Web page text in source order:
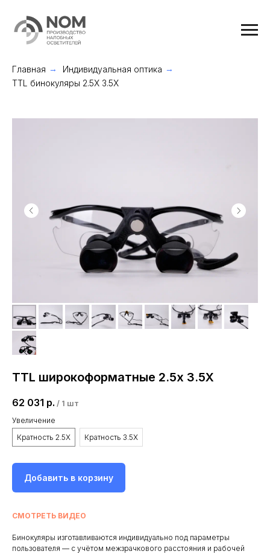
Главная → Индивидуальная оптика →
TTL бинокуляры 2.5Х 3.5Х
TTL широкоформатные 2.5х 3.5Х
62 031 р. / 1 шт
Увеличение
Кратность 2.5X
Кратность 3.5X
Добавить в корзину
СМОТРЕТЬ ВИДЕО
Бинокуляры изготавливаются индивидуально под параметры
пользователя — с учётом межзрачкового расстояния и рабочей